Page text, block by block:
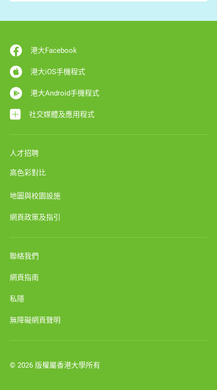
港大Facebook
港大iOS手機程式
港大Android手機程式
社交媒體及應用程式
人才招聘
高色彩對比
地圖與校園設施
網頁政策及指引
聯絡我們
網頁指南
私隱
無障礙網頁聲明
© 2026 版權屬香港大學所有